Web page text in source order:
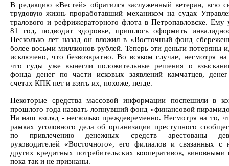
В редакцию «Вестей» обратился заслуженный ветеран, всю
трудовую жизнь проработавший механиком на судах
тралового и рефрижераторного флота в Петропавловске. Ему
81 год, подводит здоровье, пришлось оформить
Несколько лет назад он вложил в «Восточный фонд
более восьми миллионов рублей. Теперь эти деньги потеряны
исключено, что безвозвратно. Во всяком случае, несмотря
что суды уже вынесли положительные решения о
фонда денег по части исковых заявлений камчатцев,
счетах КПК нет и взять их, похоже, негде.
Некоторые средства массовой информации поспешили в
прошлого года назвать лопнувший фонд «финансовой
На наш взгляд - несколько преждевременно. Несмотря на то,
рамках уголовного дела об организации преступного
по привлечению денежных средств арестованы
руководителей «Восточного», его филиалов и связанных с
других кредитных потребительских кооперативов, виновными
пока так и не признаны.